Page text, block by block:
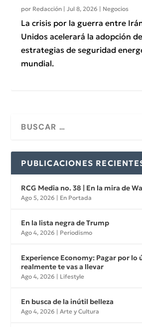
por Redacción |Jul 8, 2026 | Negocios
La crisis por la guerra entre
Unidos acelerará la adopción
estrategias de seguridad
mundial.
PUBLICACIONES
RCG Media no. 38 | En la mira de
Ago 5, 2026 | En Portada
En la lista negra de Trump
Ago 4, 2026 | Periodismo
Experience Economy: Pagar por lo
realmente te vas a llevar
Ago 4, 2026 | Lifestyle
En busca de la inútil belleza
Ago 4, 2026 |Arte y Cultura